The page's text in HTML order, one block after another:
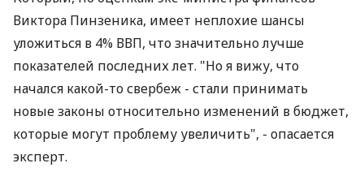
года потребительские цены увеличились на 4,2%, а
в годовом измерении инфляция замедлилась до
5,9% против 8,9% по итогам августа). Поддержанию
ценовой стабильности способствует как текущая
жесткая монетарная политика Нацбанка, так и
относительная умеренность дефицита бюджета.
Который, по оценкам экс-министра финансов